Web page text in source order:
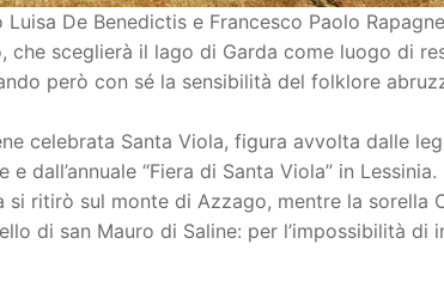
Luisa De Benedictis e Francesco Paolo
che sceglierà il lago di Garda come luogo di
però con sé la sensibilità del folklore
celebrata Santa Viola, figura avvolta dalle
dall’annuale “Fiera di Santa Viola” in
si ritirò sul monte di Azzago, mentre la sorella
di san Mauro di Saline: per l’impossibilità di